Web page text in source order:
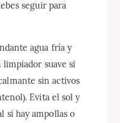
seguir para
agua fría y
suave si
sin activos
Evita el sol y
si hay ampollas o